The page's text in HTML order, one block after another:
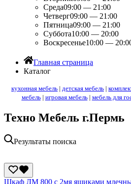
Среда09:00 — 21:00
Четверг09:00 — 21:00
Пятница09:00 — 21:00
Суббота10:00 — 20:00
Воскресенье10:00 —
Главная страница
Каталог
кухонная мебель | детская мебель |
мебель| игровая мебель| мебель для
Техно Мебель г.Пермь
Результаты поиска
Шкаф ДМ 800 с 2мя ящиками